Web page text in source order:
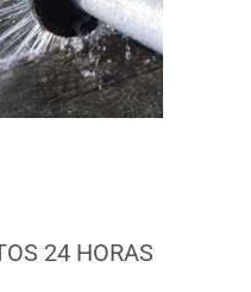
24 HORAS